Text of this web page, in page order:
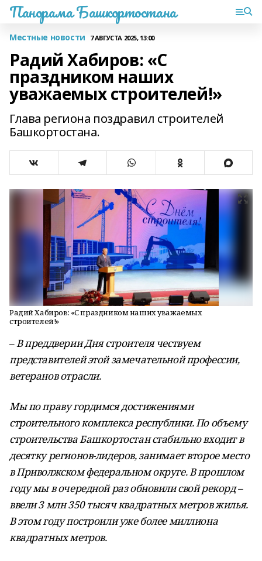
Панорама Башкортостана
Местные новости 7 АВГУСТА 2025, 13:00
Радий Хабиров: «С
праздником наших
уважаемых строителей!»
Глава региона поздравил строителей
Башкортостана.
Радий Хабиров: «С праздником наших уважаемых
строителей!»
–В преддверии Дня строителя чествуем
представителей этой замечательной профессии,
ветеранов отрасли.
Мы по праву гордимся достижениями
строительного комплекса республики. По объему
строительства Башкортостан стабильно входит в
десятку регионов-лидеров, занимает второе место
в Приволжском федеральном округе. В прошлом
году мы в очередной раз обновили свой рекорд –
ввели 3 млн 350 тысяч квадратных метров жилья.
В этом году построили уже более миллиона
квадратных метров.